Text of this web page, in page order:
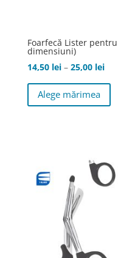
Foarfecă Lister
dimensiuni)
14,50 lei – 25,00 lei
de
Alege mărimea
are
pot